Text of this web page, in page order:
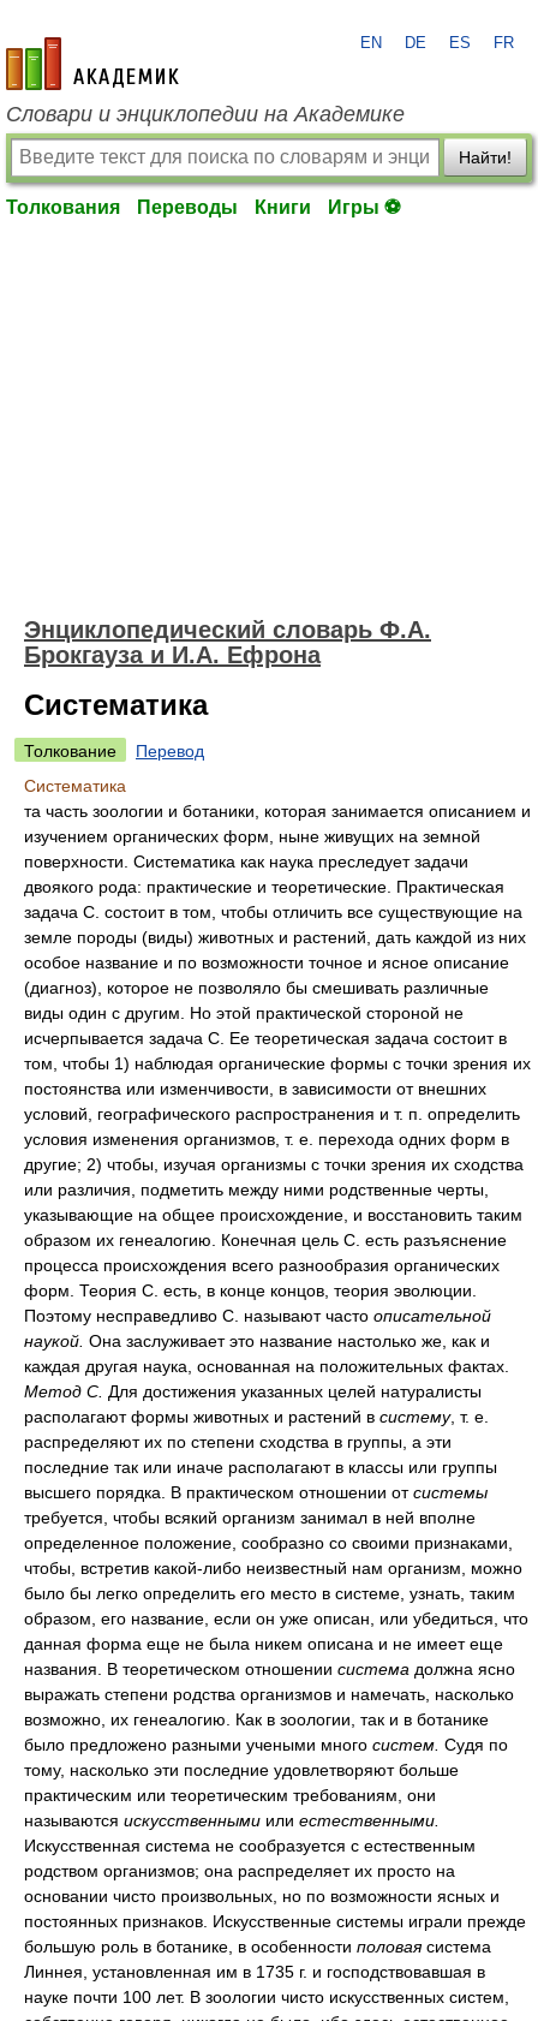
academic.ru
EN DE ES FR
Словари и энциклопедии на Академике
Найти!
Толкования Переводы Книги Игры ⚽
Энциклопедический словарь Ф.А.
Брокгауза и И.А. Ефрона
Систематика
Толкование
Перевод
Систематика
та часть зоологии и ботаники, которая занимается описанием и
изучением органических форм, ныне живущих на земной
поверхности. Систематика как наука преследует задачи
двоякого рода: практические и теоретические. Практическая
задача С. состоит в том, чтобы отличить все существующие на
земле породы (виды) животных и растений, дать каждой из них
особое название и по возможности точное и ясное описание
(диагноз), которое не позволяло бы смешивать различные
виды один с другим. Но этой практической стороной не
исчерпывается задача С. Ее теоретическая задача состоит в
том, чтобы 1) наблюдая органические формы с точки зрения их
постоянства или изменчивости, в зависимости от внешних
условий, географического распространения и т. п. определить
условия изменения организмов, т. е. перехода одних форм в
другие; 2) чтобы, изучая организмы с точки зрения их сходства
или различия, подметить между ними родственные черты,
указывающие на общее происхождение, и восстановить таким
образом их генеалогию. Конечная цель С. есть разъяснение
процесса происхождения всего разнообразия органических
форм. Теория С. есть, в конце концов, теория эволюции.
Поэтому несправедливо С. называют часто описательной
наукой. Она заслуживает это название настолько же, как и
каждая другая наука, основанная на положительных фактах.
Метод С. Для достижения указанных целей натуралисты
располагают формы животных и растений в систему, т. е.
распределяют их по степени сходства в группы, а эти
последние так или иначе располагают в классы или группы
высшего порядка. В практическом отношении отсистемы
требуется, чтобы всякий организм занимал в ней вполне
определенное положение, сообразно со своими признаками,
чтобы, встретив какой-либо неизвестный нам организм, можно
было бы легко определить его место в системе, узнать, таким
образом, его название, если он уже описан, или убедиться, что
данная форма еще не была никем описана и не имеет еще
названия. В теоретическом отношении система должна ясно
выражать степени родства организмов и намечать, насколько
возможно, их генеалогию. Как в зоологии, так и в ботанике
было предложено разными учеными много систем. Судя по
тому, насколько эти последние удовлетворяют больше
практическим или теоретическим требованиям, они
называются искусственными или естественными.
Искусственная система не сообразуется с естественным
родством организмов; она распределяет их просто на
основании чисто произвольных, но по возможности ясных и
постоянных признаков. Искусственные системы играли прежде
большую роль в ботанике, в особенности половаясистема
Линнея, установленная им в 1735 г. и господствовавшая в
науке почти 100 лет. В зоологии чисто искусственных систем,